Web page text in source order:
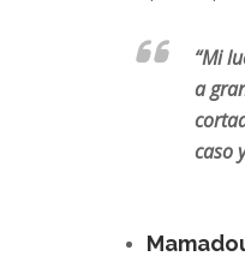
“Mi
a
caso